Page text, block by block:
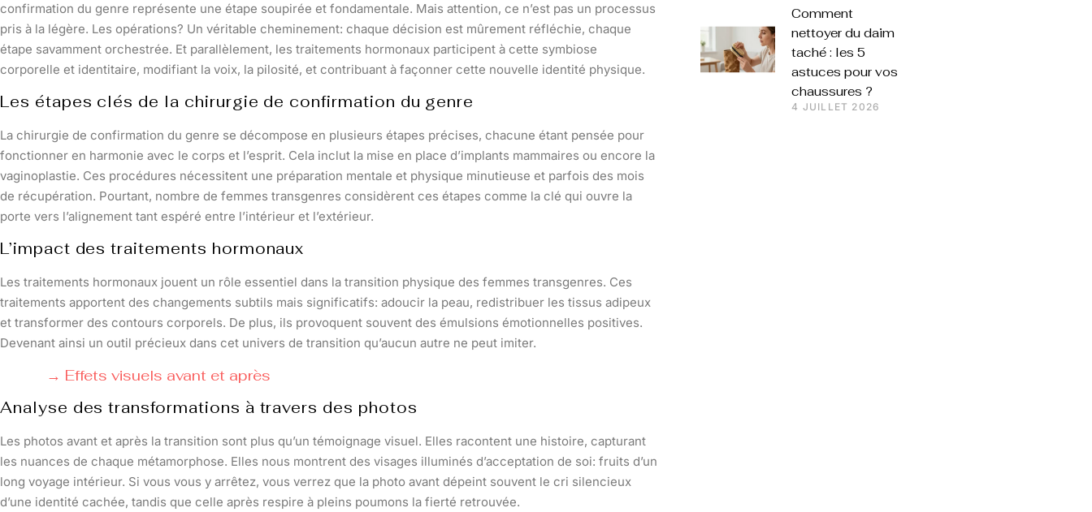
confirmation du genre représente une étape soupirée et fondamentale. Mais attention, ce n’est pas un processus
pris à la légère. Les opérations? Un véritable cheminement: chaque décision est mûrement réfléchie, chaque
étape savamment orchestrée. Et parallèlement, les traitements hormonaux participent à cette symbiose
corporelle et identitaire, modifiant la voix, la pilosité, et contribuant à façonner cette nouvelle identité physique.
Les étapes clés de la chirurgie de confirmation du genre
La chirurgie de confirmation du genre se décompose en plusieurs étapes précises, chacune étant pensée pour
fonctionner en harmonie avec le corps et l’esprit. Cela inclut la mise en place d’implants mammaires ou encore la
vaginoplastie. Ces procédures nécessitent une préparation mentale et physique minutieuse et parfois des mois
de récupération. Pourtant, nombre de femmes transgenres considèrent ces étapes comme la clé qui ouvre la
porte vers l’alignement tant espéré entre l’intérieur et l’extérieur.
L’impact des traitements hormonaux
Les traitements hormonaux jouent un rôle essentiel dans la transition physique des femmes transgenres. Ces
traitements apportent des changements subtils mais significatifs: adoucir la peau, redistribuer les tissus adipeux
et transformer des contours corporels. De plus, ils provoquent souvent des émulsions émotionnelles positives.
Devenant ainsi un outil précieux dans cet univers de transition qu’aucun autre ne peut imiter.
Effets visuels avant et après
Analyse des transformations à travers des photos
Les photos avant et après la transition sont plus qu’un témoignage visuel. Elles racontent une histoire, capturant
les nuances de chaque métamorphose. Elles nous montrent des visages illuminés d’acceptation de soi: fruits d’un
long voyage intérieur. Si vous vous y arrêtez, vous verrez que la photo avant dépeint souvent le cri silencieux
d’une identité cachée, tandis que celle après respire à pleins poumons la fierté retrouvée.
Comment
nettoyer du daim
taché : les 5
astuces pour vos
chaussures ?
4 JUILLET 2026